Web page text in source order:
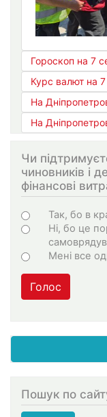
Гороскоп на 7
Курс валют на
На
На
Чи
чиновників і
фінансові
Варіанти
Так, бо в
Ні, бо це
Мені все
Голос
Пошук по